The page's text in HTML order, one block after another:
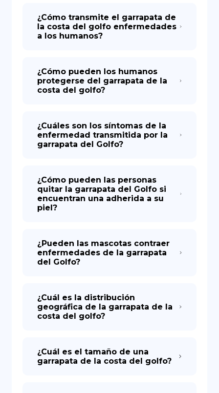
¿Cómo transmite el garrapata de
la costa del golfo enfermedades
a los humanos?
¿Cómo pueden los humanos
protegerse del garrapata de la
costa del golfo?
¿Cuáles son los síntomas de la
enfermedad transmitida por la
garrapata del Golfo?
¿Cómo pueden las personas
quitar la garrapata del Golfo si
encuentran una adherida a su
piel?
¿Pueden las mascotas contraer
enfermedades de la garrapata
del Golfo?
¿Cuál es la distribución
geográfica de la garrapata de la
costa del golfo?
¿Cuál es el tamaño de una
garrapata de la costa del golfo?